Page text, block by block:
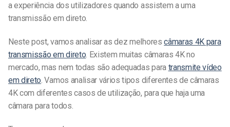
a experiência dos utilizadores quando assistem a uma
transmissão em direto.
Neste post, vamos analisar as dez melhorescâmaras 4K para
transmissão em direto. Existem muitas câmaras 4K no
mercado, mas nem todas são adequadas para transmite vídeo
em direto. Vamos analisar vários tipos diferentes de câmaras
4K com diferentes casos de utilização, para que haja uma
câmara para todos.